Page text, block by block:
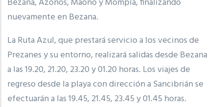
nuevamente en Bezana.
La Ruta Azul, que prestará servicio a los vecinos de
Prezanes y su entorno, realizará salidas desde Bezana
a las 19.20, 21.20, 23.20 y 01.20 horas. Los viajes de
regreso desde la playa con dirección a Sancibrián se
efectuarán a las 19.45, 21.45, 23.45 y 01.45 horas.